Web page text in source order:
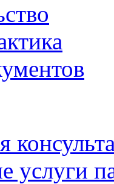
услуги